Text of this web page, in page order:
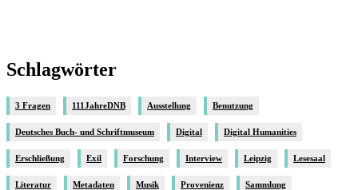
Schlagwörter
3 Fragen 111JahreDNB Ausstellung Benutzung
Deutsches Buch- und Schriftmuseum Digital Digital Humanities
Erschließung Exil Forschung Interview Leipzig Lesesaal
Literatur Metadaten Musik Provenienz Sammlung